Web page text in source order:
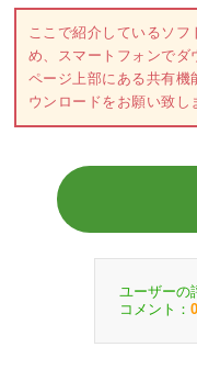
ここで紹介しているソ
め、スマートフォンでダ
ページ上部にある共有
ウンロードをお願い致し
ユーザーの
コメント： 0